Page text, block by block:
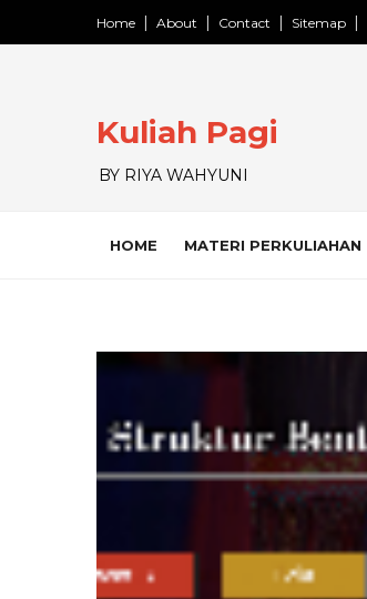
Home About Contact Sitemap
Kuliah Pagi
BY RIYA WAHYUNI
HOME MATERI PERKULIAHAN